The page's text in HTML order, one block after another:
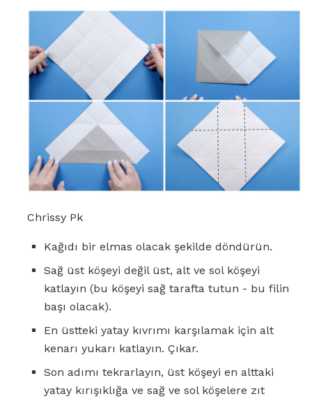
Chrissy Pk
Kağıdı bir elmas olacak şekilde döndürün.
Sağ üst köşeyi değil üst, alt ve sol köşeyi
katlayın (bu köşeyi sağ tarafta tutun - bu filin
başı olacak).
En üstteki yatay kıvrımı karşılamak için alt
kenarı yukarı katlayın. Çıkar.
Son adımı tekrarlayın, üst köşeyi en alttaki
yatay kırışıklığa ve sağ ve sol köşelere zıt